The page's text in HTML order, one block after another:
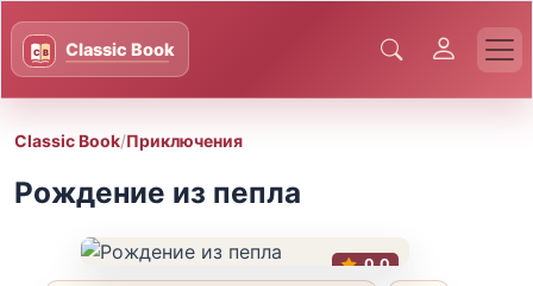
Classic Book/Приключения
Рождение из пепла
0.0